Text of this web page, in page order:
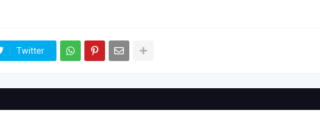
Twitter